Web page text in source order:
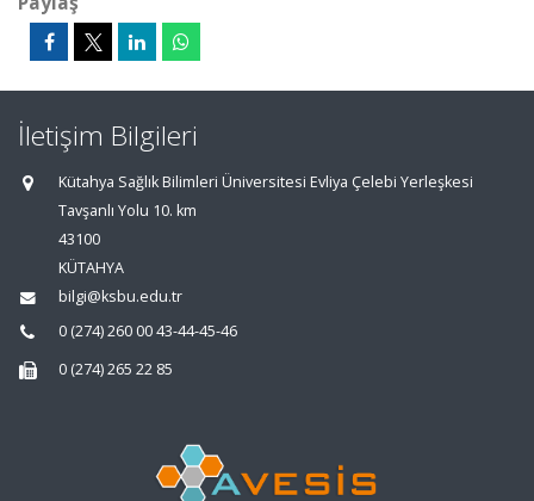
İletişim Bilgileri
Kütahya Sağlık Bilimleri Üniversitesi Evliya Çelebi Yerleşkesi
Tavşanlı Yolu 10. km
43100
KÜTAHYA
bilgi@ksbu.edu.tr
0 (274) 260 00 43-44-45-46
0 (274) 265 22 85